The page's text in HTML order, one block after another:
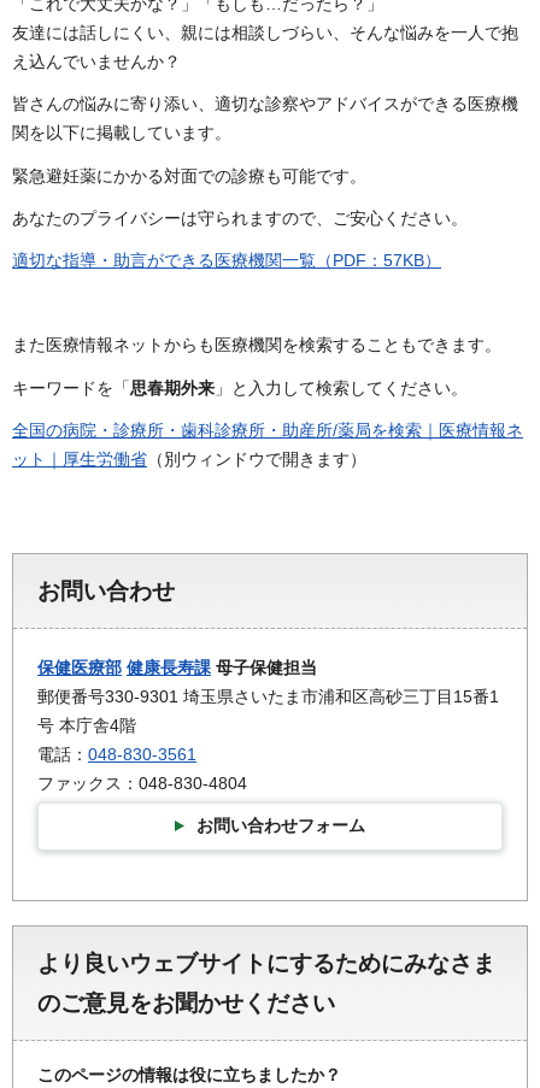
「これで大丈夫かな？」「もしも…だったら？」
友達には話しにくい、親には相談しづらい、そんな悩みを一人で抱
え込んでいませんか？
皆さんの悩みに寄り添い、適切な診察やアドバイスができる医療機
関を以下に掲載しています。
緊急避妊薬にかかる対面での診療も可能です。
あなたのプライバシーは守られますので、ご安心ください。
適切な指導・助言ができる医療機関一覧（PDF：57KB）
また医療情報ネットからも医療機関を検索することもできます。
キーワードを「思春期外来 」と入力して検索してください。
全国の病院・診療所・歯科診療所・助産所/薬局を検索｜医療情報ネ
ット｜厚生労働省 （別ウィンドウで開きます）
お問い合わせ
保健医療部 健康長寿課 母子保健担当
郵便番号330-9301 埼玉県さいたま市浦和区高砂三丁目15番1
号 本庁舎4階
電話： 048-830-3561
ファックス：048-830-4804
お問い合わせフォーム
より良いウェブサイトにするためにみなさま
のご意見をお聞かせください
このページの情報は役に立ちましたか？